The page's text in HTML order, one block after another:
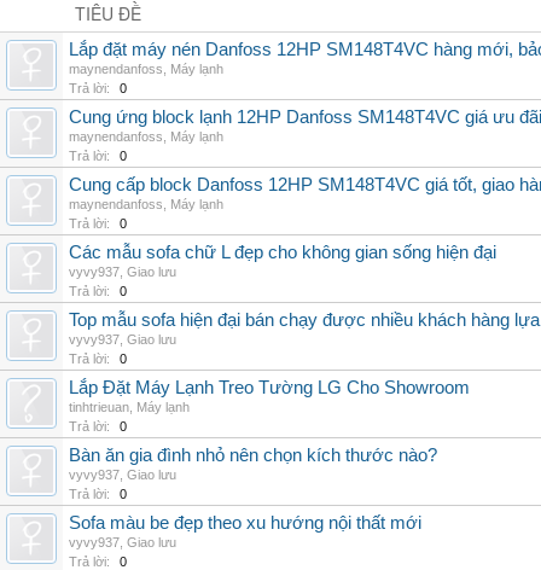
TIÊU ĐỀ
Lắp đặt máy nén Danfoss 12HP SM148T4VC hàng mới,
maynendanfoss
Máy lạnh
Trả lời:
0
Cung ứng block lạnh 12HP Danfoss SM148T4VC giá ưu
maynendanfoss
Máy lạnh
Trả lời:
0
Cung cấp block Danfoss 12HP SM148T4VC giá tốt, giao
maynendanfoss
Máy lạnh
Trả lời:
0
Các mẫu sofa chữ L đẹp cho không gian sống hiện đại
vyvy937 Giao lưu
Trả lời:
0
Top mẫu sofa hiện đại bán chạy được nhiều khách hàng
vyvy937 Giao lưu
Trả lời:
0
Lắp Đặt Máy Lạnh Treo Tường LG Cho Showroom
tinhtrieuan Máy lạnh
Trả lời:
0
Bàn ăn gia đình nhỏ nên chọn kích thước nào?
vyvy937 Giao lưu
Trả lời:
0
Sofa màu be đẹp theo xu hướng nội thất mới
vyvy937 Giao lưu
Trả lời:
0